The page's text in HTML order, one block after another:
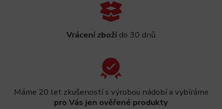
Vrácení zbožído 30 dnů
Máme 20 let zkušeností s výrobou nádobí a vybíráme
pro Vás jen ověřené produkty